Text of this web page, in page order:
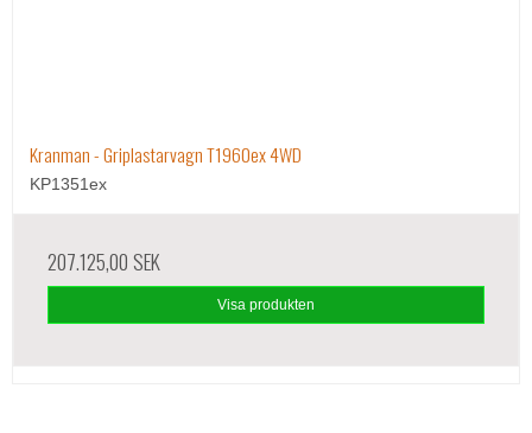
Kranman - Griplastarvagn T1960ex 4WD
KP1351ex
207.125,00 SEK
Visa produkten